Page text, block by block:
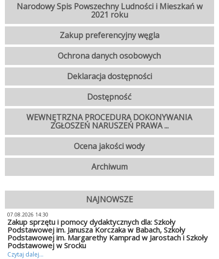
Narodowy Spis Powszechny Ludności i Mieszkań w
2021 roku
Zakup preferencyjny węgla
Ochrona danych osobowych
Deklaracja dostępności
Dostępność
WEWNĘTRZNA PROCEDURA DOKONYWANIA
ZGŁOSZEŃ NARUSZEŃ PRAWA ...
Ocena jakości wody
Archiwum
NAJNOWSZE
07.08.2026 14:30
Zakup sprzętu i pomocy dydaktycznych dla: Szkoły
Podstawowej im. Janusza Korczaka w Babach, Szkoły
Podstawowej im. Margarethy Kamprad w Jarostach i Szkoły
Podstawowej w Srocku
Czytaj dalej...